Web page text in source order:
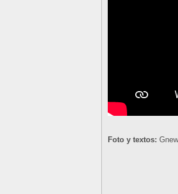
Foto y textos: